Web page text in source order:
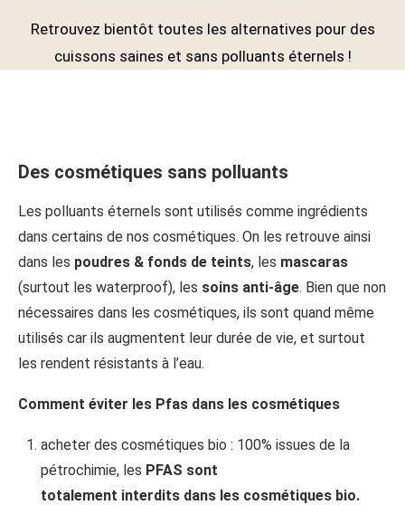
Retrouvez bientôt toutes les alternatives pour des
cuissons saines et sans polluants éternels !
Des cosmétiques sans polluants
Les polluants éternels sont utilisés comme ingrédients
dans certains de nos cosmétiques. On les retrouve ainsi
dans les poudres & fonds de teints, les mascaras
(surtout les waterproof), les soins anti-âge. Bien que non
nécessaires dans les cosmétiques, ils sont quand même
utilisés car ils augmentent leur durée de vie, et surtout
les rendent résistants à l’eau.
Comment éviter les Pfas dans les cosmétiques
acheter des cosmétiques bio : 100% issues de la
pétrochimie, les PFAS sont
totalement interdits dans les cosmétiques bio.